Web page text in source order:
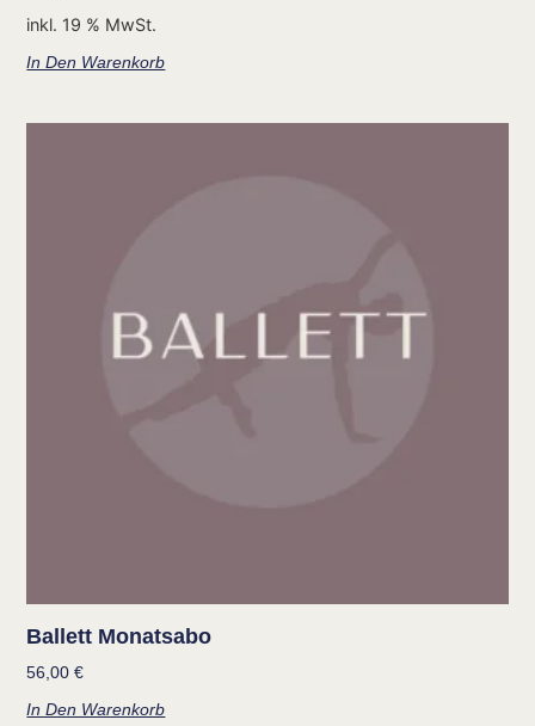
inkl. 19 % MwSt.
In Den Warenkorb
Ballett Monatsabo
56,00€
In Den Warenkorb